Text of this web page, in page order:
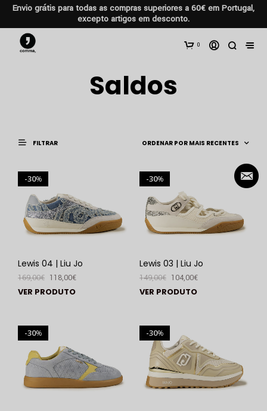
Envio grátis para todas as compras superiores a 60€ em Portugal,
excepto artigos em desconto.
0
Saldos
FILTRAR
%
30
Lewis 04 | Liu Jo
169,00€ 118,00€
VER PRODUTO
%
30
Lewis 03 | Liu Jo
149,00€ 104,00€
VER PRODUTO
%
30 %
30